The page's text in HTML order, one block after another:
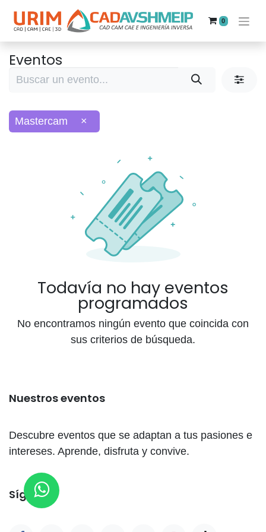
0
Eventos
Mastercam ×
Todavía no hay eventos
programados
No encontramos ningún evento que coincida con
sus criterios de búsqueda.
Nuestros eventos
Descubre eventos que se adaptan a tus pasiones e
intereses. Aprende, disfruta y convive.
Síganos